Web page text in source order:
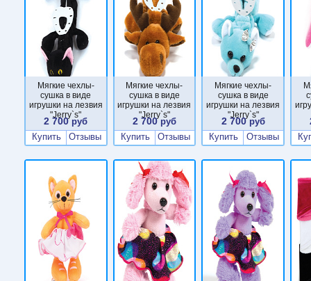
Мягкие чехлы-
сушка в виде
игрушки на лезвия
"Jerry`s"
2 700руб
Купить
Отзывы
Мягкие чехлы-
сушка в виде
игрушки на лезвия
"Jerry`s"
2 700руб
Купить
Отзывы
Мягкие чехлы-
сушка в виде
игрушки на лезвия
"Jerry`s"
2 700руб
Купить
Отзывы